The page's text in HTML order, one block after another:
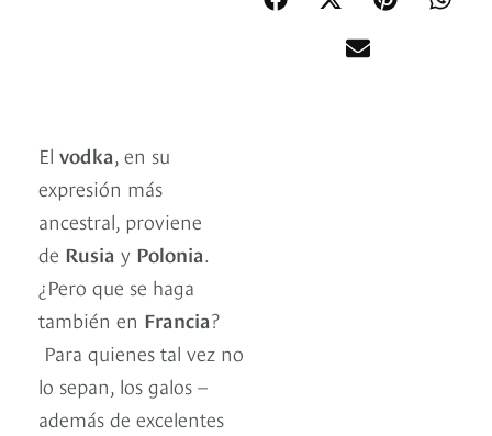
El vodka, en su
expresión más
ancestral, proviene
de Rusia y Polonia.
¿Pero que se haga
también en Francia?
Para quienes tal vez no
lo sepan, los galos –
además de excelentes